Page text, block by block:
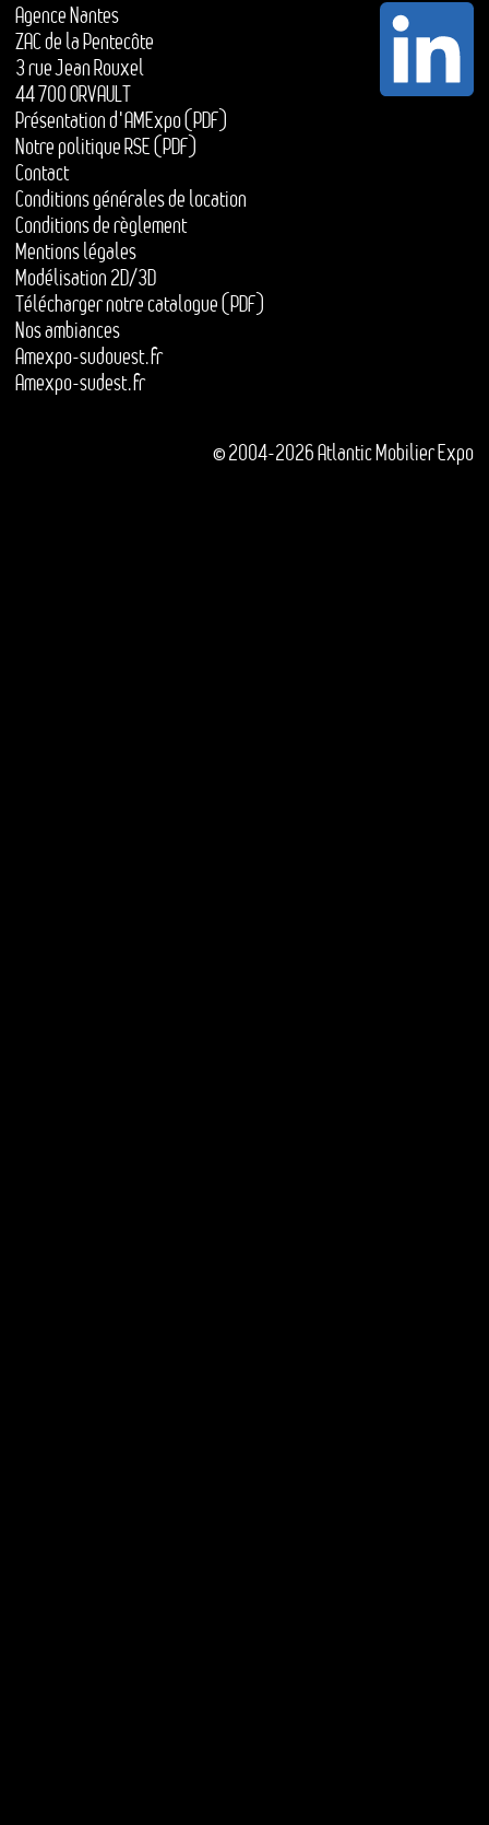
Agence Nantes
ZAC de la Pentecôte
3 rue Jean Rouxel
44 700 ORVAULT
Présentation d'AMExpo (PDF)
Notre politique RSE (PDF)
Contact
Conditions générales de location
Conditions de règlement
Mentions légales
Modélisation 2D/3D
Télécharger notre catalogue (PDF)
Nos ambiances
Amexpo-sudouest.fr
Amexpo-sudest.fr
© 2004-2026 Atlantic Mobilier Expo